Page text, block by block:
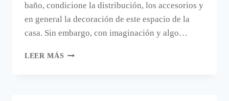
baño, condicione la distribución, los accesorios y
en general la decoración de este espacio de la
casa. Sin embargo, con imaginación y algo…
LEER MÁS CUATRO